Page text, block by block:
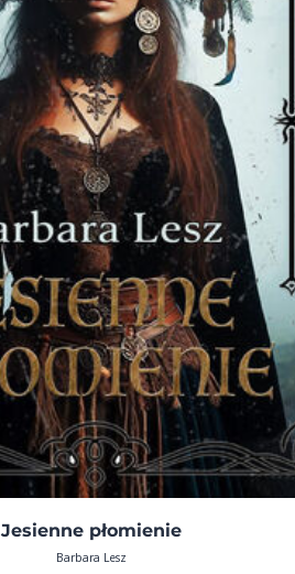
Jesienne płomienie
Barbara Lesz